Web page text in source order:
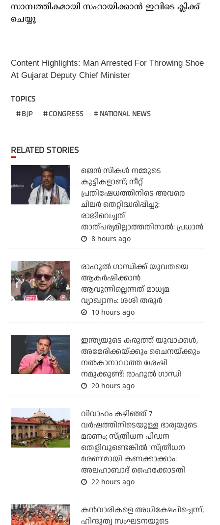
സാമ്പത്തികമായി സഹായിക്കാന്‍ ഇവിടെ ക്ലിക്ക്
ചെയ്യൂ
Content Highlights: Man Arrested For Throwing Shoe
At Gujarat Deputy Chief Minister
TOPICS
BJP CONGRESS NATIONAL NEWS
RELATED STORIES
ജെന്‍ സികള്‍ നമ്മുടെ
കുട്ടികളാണ്; നീറ്റ്
പ്രതിഷേധത്തിനിടെ അവരെ
ചിലര്‍ തെറ്റിദ്ധരിപ്പിച്ചു:
രാജിവെച്ചത്
താത്പര്യമില്ലാത്തതിനാല്‍: പ്രധാന്‍
8 hours ago
രാഹുല്‍ ഗാന്ധിക്ക് യുവതയെ
ആകര്‍ഷിക്കാന്‍
ആവുന്നില്ലെന്നത് മാധ്യമ
വ്യാഖ്യാനം: ശശി തരൂര്‍
10 hours ago
ഇന്ത്യയുടെ കരുത്ത് യുവാക്കള്‍,
അമേരിക്കയ്ക്കും ചൈനയ്ക്കും
നല്‍കാനാവാത്ത ശേഷി
നമുക്കുണ്ട്: രാഹുല്‍ ഗാന്ധി
20 hours ago
വിവാഹം കഴിഞ്ഞ് 7
വര്‍ഷത്തിനിടെയുള്ള ഭാര്യയുടെ
മരണം; സ്ത്രീധന പീഡന
തെളിവുണ്ടെങ്കില്‍ 'സ്ത്രീധന
മരണ'മായി കണക്കാക്കാം:
അലഹാബാദ് ഹൈക്കോടതി
22 hours ago
കന്‍വാരികളെ അധിക്ഷേപിച്ചെന്ന്;
ഹിന്ദുത്വ സംഘടനയുടെ